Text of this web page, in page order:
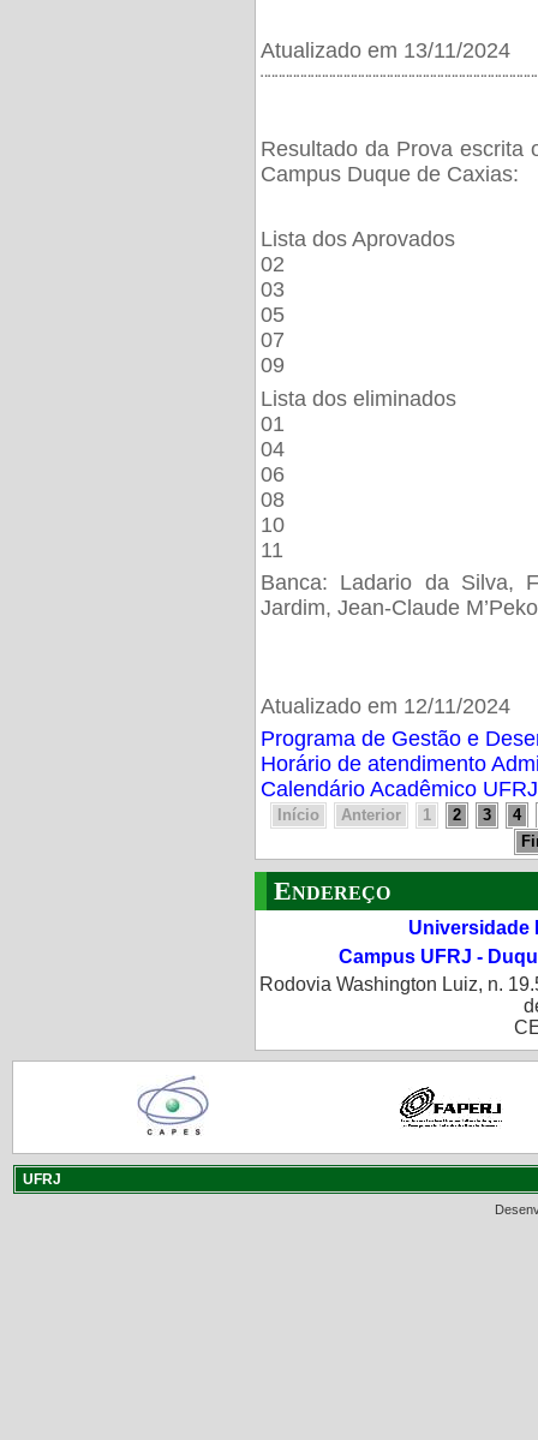
Atualizado em 13/11/2024
Resultado da Prova escrita
Campus Duque de Caxias:
Lista dos Aprovados
02
03
05
07
09
Lista dos eliminados
01
04
06
08
10
11
Banca: Ladario da Silva,
Jardim, Jean-Claude M’Peko
Atualizado em 12/11/2024
Programa de Gestão e
Horário de atendimento
Calendário Acadêmico
Início Anterior 1 2 3
4
Endereço
Universidade
Campus UFRJ -
Rodovia Washington Luiz, n.
UFRJ